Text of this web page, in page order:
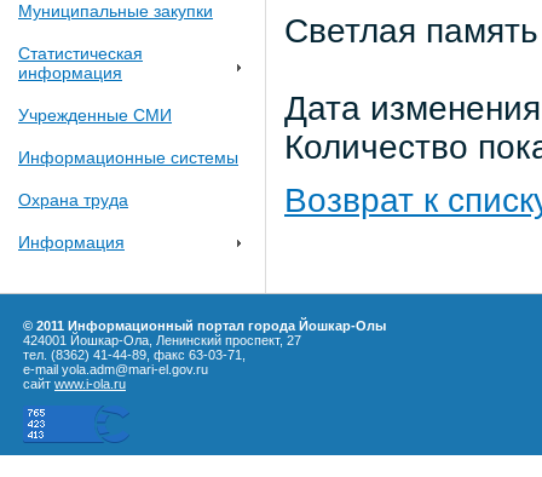
Муниципальные закупки
Статистическая
информация
Учрежденные СМИ
Информационные системы
Охрана труда
Информация
Светлая
Дата
Количество
Возврат к
© 2011 Информационный портал города Йошкар-Олы
424001 Йошкар-Ола, Ленинский проспект, 27
тел. (8362) 41-44-89, факс 63-03-71,
e-mail yola.adm@mari-el.gov.ru
сайт www.i-ola.ru